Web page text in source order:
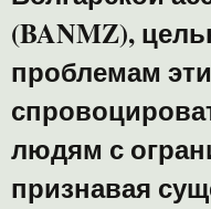
(BANMZ),
проблемам
людям с
признавая